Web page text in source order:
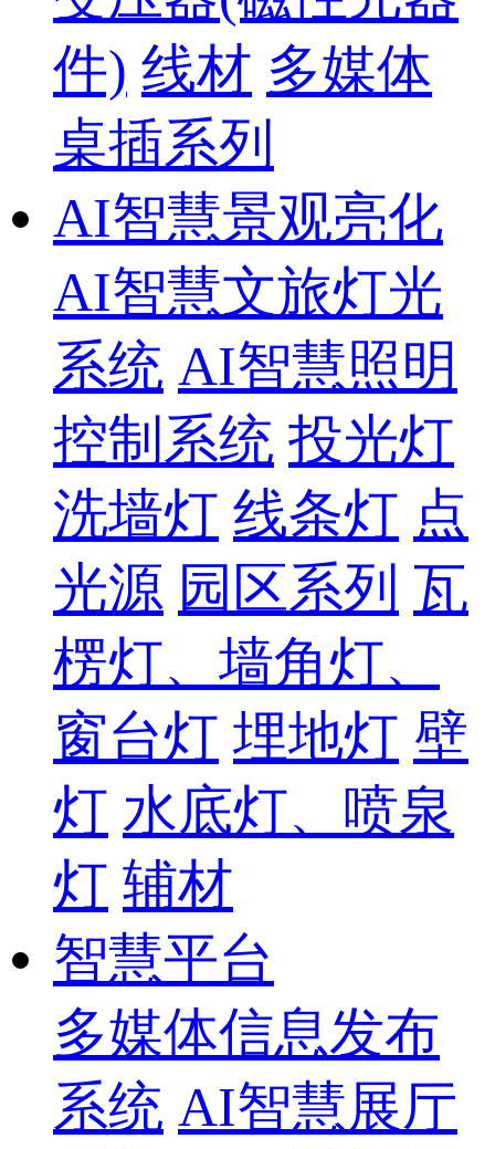
件) 线材 多媒体
桌插系列
AI智慧景观亮化
AI智慧文旅灯光
系统 AI智慧照明
控制系统 投光灯
洗墙灯 线条灯 点
光源 园区系列 瓦
楞灯、墙角灯、
窗台灯 埋地灯 壁
灯 水底灯、喷泉
灯 辅材
智慧平台
多媒体信息发布
系统 AI智慧展厅